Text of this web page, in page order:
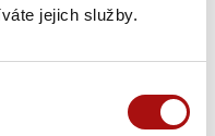
jejich služby.